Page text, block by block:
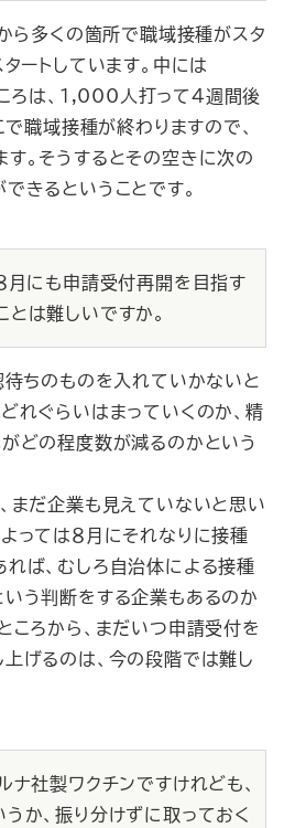
ら多くの箇所で職域接種がスタ
ートしています。中には
は、1,000人打って４週間後
職域接種が終わりますので、
。そうするとその空きに次の
きるということです。
８月にも申請受付再開を目指す
とは難しいですか。
待ちのものを入れていかないと
れぐらいはまっていくのか、精
どの程度数が減るのかという
まだ企業も見えていないと思い
っては８月にそれなりに接種
ば、むしろ自治体による接種
う判断をする企業もあるのか
ころから、まだいつ申請受付を
げるのは、今の段階では難し
ナ社製ワクチンですけれども、
か、振り分けずに取っておく